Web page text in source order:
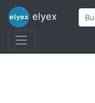
elyex